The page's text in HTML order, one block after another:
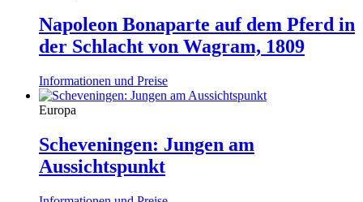
Napoleon Bonaparte auf dem Pferd in
der Schlacht von Wagram, 1809
Informationen und Preise
Europa
Scheveningen: Jungen am
Aussichtspunkt